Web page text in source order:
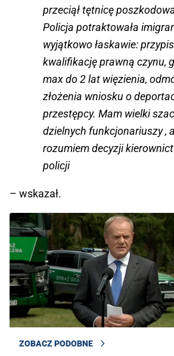
przeciął tętnicę
Policja potraktowała
wyjątkowo łaskawie:
kwalifikację prawną czynu,
max do 2 lat więzienia,
złożenia wniosku o
przestępcy. Mam wielki
dzielnych funkcjonariuszy ,
rozumiem decyzji
policji
– wskazał.
ZOBACZ PODOBNE